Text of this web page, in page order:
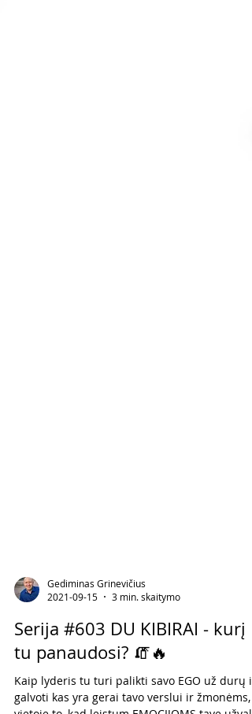
Gediminas Grinevičius
2021-09-15
3 min. skaitymo
Serija #603 DU KIBIRAI - kurį
tu panaudosi? 🧯🔥